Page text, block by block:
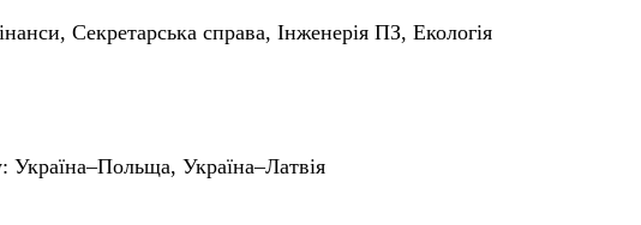
Секретарська справа, Інженерія ПЗ, Екологія
Україна–Польща, Україна–Латвія